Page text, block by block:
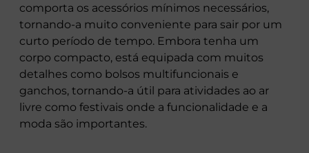
comporta os acessórios mínimos necessários,
tornando-a muito conveniente para sair por um
curto período de tempo. Embora tenha um
corpo compacto, está equipada com muitos
detalhes como bolsos multifuncionais e
ganchos, tornando-a útil para atividades ao ar
livre como festivais onde a funcionalidade e a
moda são importantes.